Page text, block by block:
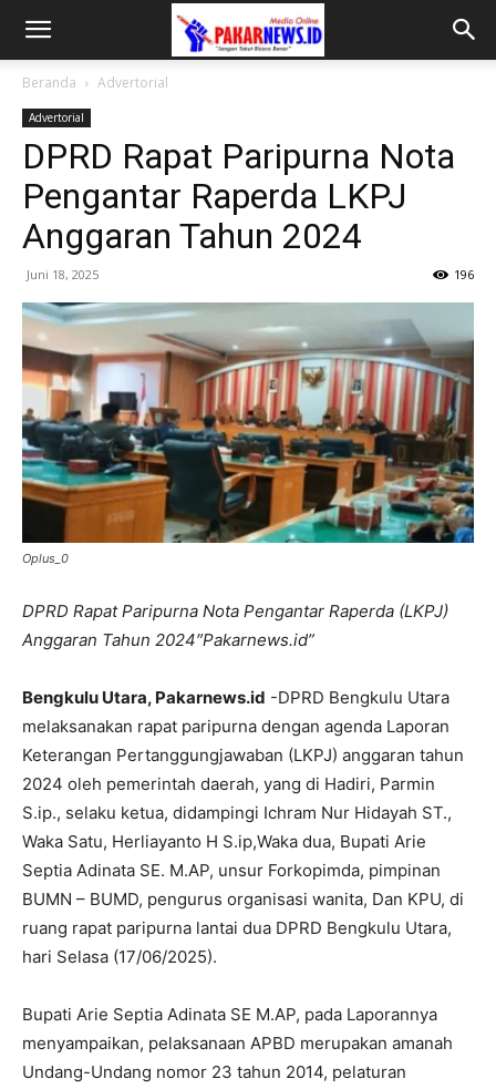
Beranda Advertorial
Advertorial
DPRD Rapat Paripurna Nota
Pengantar Raperda LKPJ
Anggaran Tahun 2024
Juni 18, 2025 196
Oplus_0
DPRD Rapat Paripurna Nota Pengantar Raperda (LKPJ)
Anggaran Tahun 2024″Pakarnews.id”
Bengkulu Utara, Pakarnews.id -DPRD Bengkulu Utara
melaksanakan rapat paripurna dengan agenda Laporan
Keterangan Pertanggungjawaban (LKPJ) anggaran tahun
2024 oleh pemerintah daerah, yang di Hadiri, Parmin
S.ip., selaku ketua, didampingi Ichram Nur Hidayah ST.,
Waka Satu, Herliayanto H S.ip,Waka dua, Bupati Arie
Septia Adinata SE. M.AP, unsur Forkopimda, pimpinan
BUMN – BUMD, pengurus organisasi wanita, Dan KPU, di
ruang rapat paripurna lantai dua DPRD Bengkulu Utara,
hari Selasa (17/06/2025).
Bupati Arie Septia Adinata SE M.AP, pada Laporannya
menyampaikan, pelaksanaan APBD merupakan amanah
Undang-Undang nomor 23 tahun 2014, pelaturan